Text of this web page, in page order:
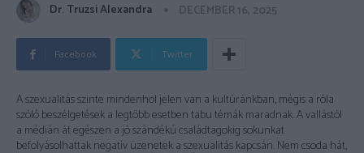
Dr. Truzsi Alexandra DECEMBER 16, 2025
Facebook Twitter
A szexualitás szinte mindenhol jelen van a kultúránkban, mégis a róla
szóló beszélgetések a legtöbb esetben tabu témák maradnak. A vallástól
a médián át egészen a jó szándékú családtagokig sokunkat
befolyásolhattak negatív üzenetek a szexualitás kapcsán. Nem csoda hát,